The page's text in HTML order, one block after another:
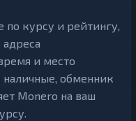
курсу и рейтингу,
и место
наличные, обменник
Monero на ваш